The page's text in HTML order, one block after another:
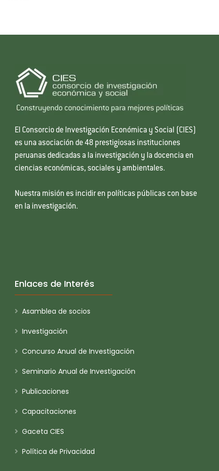
El Consorcio de Investigación Económica y Social (CIES)
es una asociación de 48 prestigiosas instituciones
peruanas dedicadas a la investigación y la docencia en
ciencias económicas, sociales y ambientales.
Nuestra misión es incidir en políticas públicas con base
en la investigación.
Enlaces de Interés
Asamblea de socios
Investigación
Concurso Anual de Investigación
Seminario Anual de Investigación
Publicaciones
Capacitaciones
Gaceta CIES
Política de Privacidad